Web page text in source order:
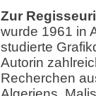
Zur
wurde 1961 in
studierte
Autorin
Recherchen